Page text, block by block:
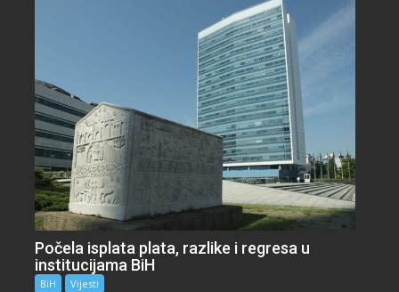
Počela isplata plata, razlike i regresa u
institucijama BiH
BiH Vijesti